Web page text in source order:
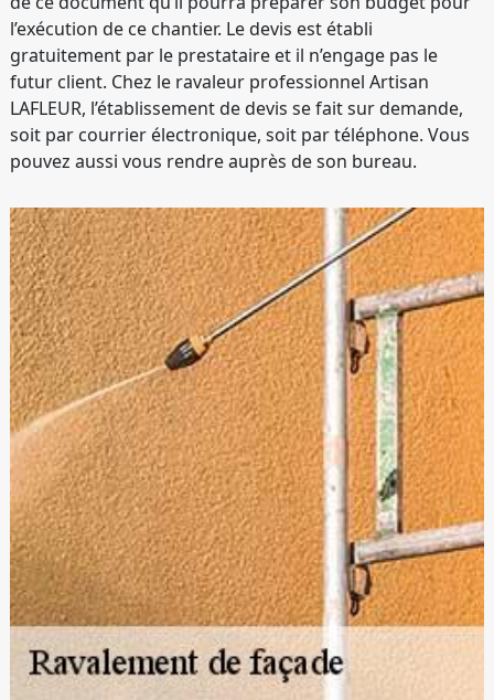
l’exécution de ce chantier. Le devis est établi
gratuitement par le prestataire et il n’engage pas le
futur client. Chez le ravaleur professionnel Artisan
LAFLEUR, l’établissement de devis se fait sur demande,
soit par courrier électronique, soit par téléphone. Vous
pouvez aussi vous rendre auprès de son bureau.